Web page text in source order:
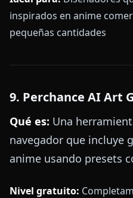
inspirados en anime
pequeñas cantidades
9. Perchance AI Art
Qué es: Una
navegador que incluye
anime usando presets
Nivel gratuito: